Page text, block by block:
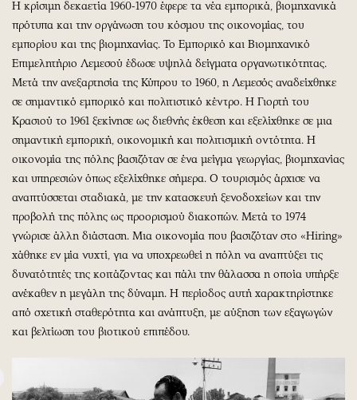
Η κρίσιμη δεκαετία 1960-1970 έφερε τα νέα εμπορικά, βιομηχανικά
πρότυπα και την οργάνωση του κόσμου της οικονομίας, του
εμπορίου και της βιομηχανίας. Το Εμπορικό και Βιομηχανικό
Επιμελητήριο Λεμεσού έδωσε υψηλά δείγματα οργανωτικότητας.
Μετά την ανεξαρτησία της Κύπρου το 1960, η Λεμεσός αναδείχθηκε
σε σημαντικό εμπορικό και πολιτιστικό κέντρο. Η Γιορτή του
Κρασιού το 1961 ξεκίνησε ως διεθνής έκθεση και εξελίχθηκε σε μια
σημαντική εμπορική, οικονομική και πολιτισμική οντότητα. Η
οικονομία της πόλης βασιζόταν σε ένα μείγμα γεωργίας, βιομηχανίας
και υπηρεσιών όπως εξελίχθηκε σήμερα. Ο τουρισμός άρχισε να
αναπτύσσεται σταδιακά, με την κατασκευή ξενοδοχείων και την
προβολή της πόλης ως προορισμού διακοπών. Μετά το 1974
γνώρισε άλλη διάσταση. Μια οικονομία που βασιζόταν στο «Hiring»
χάθηκε εν μία νυχτί, για να υποχρεωθεί η πόλη να αναπτύξει τις
δυνατότητές της κοιτάζοντας και πάλι την θάλασσα η οποία υπήρξε
ανέκαθεν η μεγάλη της δύναμη. Η περίοδος αυτή χαρακτηρίστηκε
από σχετική σταθερότητα και ανάπτυξη, με αύξηση των εξαγωγών
και βελτίωση του βιοτικού επιπέδου.